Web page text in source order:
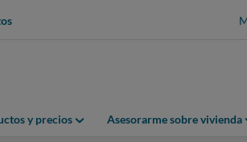
y precios Asesorarme sobre vivienda